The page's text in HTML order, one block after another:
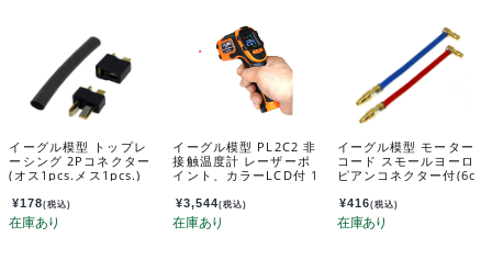
イーグル模型 トップレ
ーシング 2Pコネクター
(オス1pcs.メス1pcs.)
¥178(税込)
イーグル模型 PL2C2 非
接触温度計 レーザーポ
イント、カラーLCD付 1
¥3,544(税込)
イーグル模型 モーター
コード スモールヨーロ
ピアンコネクター付(6c
¥416(税込)